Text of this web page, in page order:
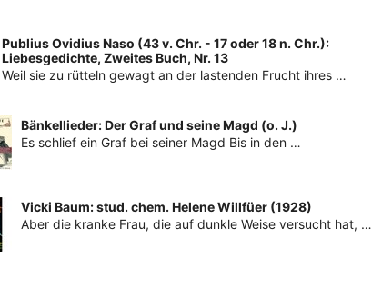
Publius Ovidius Naso (43 v. Chr. - 17 oder 18 n. Chr.):
Liebesgedichte, Zweites Buch, Nr. 13
Weil sie zu rütteln gewagt an der lastenden Frucht ihres …
Bänkellieder: Der Graf und seine Magd (o. J.)
Es schlief ein Graf bei seiner Magd Bis in den …
Vicki Baum: stud. chem. Helene Willfüer (1928)
Aber die kranke Frau, die auf dunkle Weise versucht hat, …